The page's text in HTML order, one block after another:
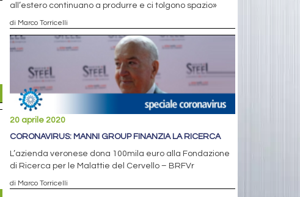
all’estero continuano a produrre e ci tolgono spazio»
di Marco Torricelli
20 aprile 2020
CORONAVIRUS: MANNI GROUP FINANZIA LA RICERCA
L’azienda veronese dona 100mila euro alla Fondazione
di Ricerca per le Malattie del Cervello – BRFVr
di Marco Torricelli